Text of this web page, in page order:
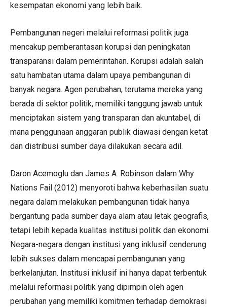
kesempatan ekonomi yang lebih baik.
Pembangunan negeri melalui reformasi politik juga
mencakup pemberantasan korupsi dan peningkatan
transparansi dalam pemerintahan. Korupsi adalah salah
satu hambatan utama dalam upaya pembangunan di
banyak negara. Agen perubahan, terutama mereka yang
berada di sektor politik, memiliki tanggung jawab untuk
menciptakan sistem yang transparan dan akuntabel, di
mana penggunaan anggaran publik diawasi dengan ketat
dan distribusi sumber daya dilakukan secara adil.
Daron Acemoglu dan James A. Robinson dalam Why
Nations Fail (2012) menyoroti bahwa keberhasilan suatu
negara dalam melakukan pembangunan tidak hanya
bergantung pada sumber daya alam atau letak geografis,
tetapi lebih kepada kualitas institusi politik dan ekonomi.
Negara-negara dengan institusi yang inklusif cenderung
lebih sukses dalam mencapai pembangunan yang
berkelanjutan. Institusi inklusif ini hanya dapat terbentuk
melalui reformasi politik yang dipimpin oleh agen
perubahan yang memiliki komitmen terhadap demokrasi